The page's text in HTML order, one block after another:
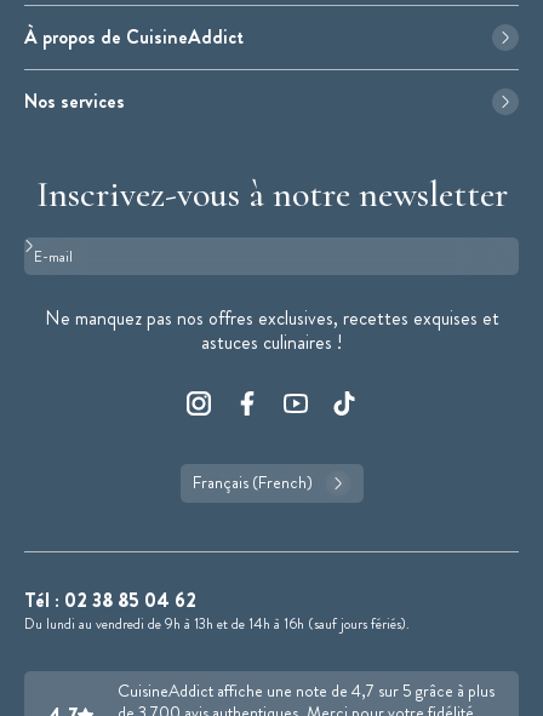
À propos de CuisineAddict
Nos services
Inscrivez-vous à notre newsletter
Format : adresse@email.com
Ne manquez pas nos offres exclusives, recettes exquises et
astuces culinaires !
Français (French)
Tél : 02 38 85 04 62
Du lundi au vendredi de 9h à 13h et de 14h à 16h (sauf jours fériés).
CuisineAddict affiche une note de 4,7 sur 5 grâce à plus